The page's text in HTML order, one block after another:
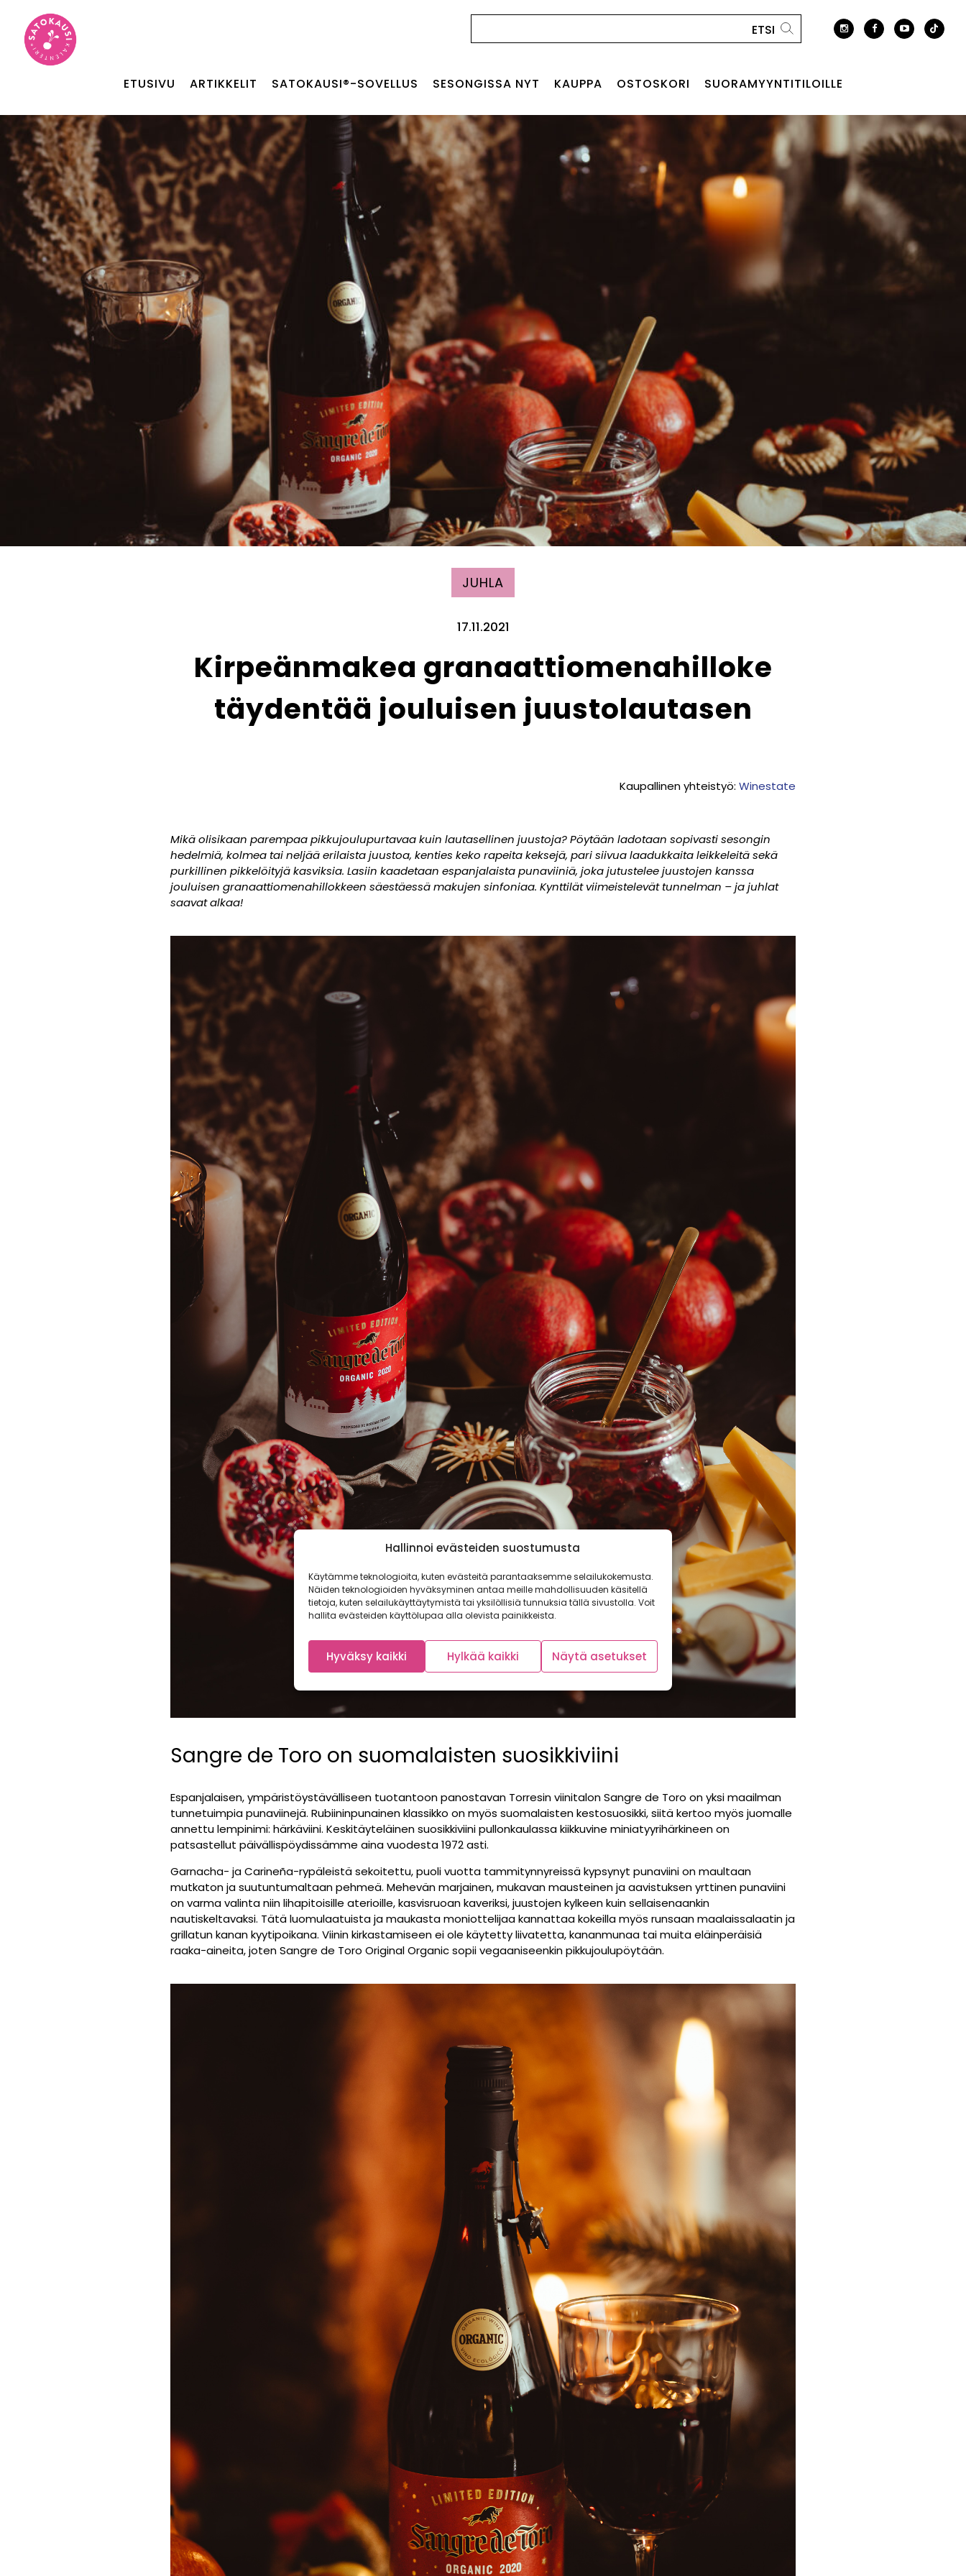
Hallinnoi evästeiden suostumusta
Käytämme teknologioita, kuten evästeitä parantaaksemme selailukokemusta.
Näiden teknologioiden hyväksyminen antaa meille mahdollisuuden käsitellä
tietoja, kuten selailukäyttäytymistä tai yksilöllisiä tunnuksia tällä sivustolla. Voit
hallita evästeiden käyttölupaa alla olevista painikkeista.
Hyväksy kaikki Hylkää kaikki Näytä asetukset
ETUSIVU ARTIKKELIT SATOKAUSI®-SOVELLUS SESONGISSA NYT KAUPPA OSTOSKORI SUORAMYYNTITILOILLE
JUHLA
17.11.2021
Kirpeänmakea granaattiomenahilloke
täydentää jouluisen juustolautasen
Kaupallinen yhteistyö: Winestate
Mikä olisikaan parempaa pikkujoulupurtavaa kuin lautasellinen juustoja? Pöytään ladotaan sopivasti sesongin
hedelmiä, kolmea tai neljää erilaista juustoa, kenties keko rapeita keksejä, pari siivua laadukkaita leikkeleitä sekä
purkillinen pikkelöityjä kasviksia. Lasiin kaadetaan espanjalaista punaviiniä, joka jutustelee juustojen kanssa
jouluisen granaattiomenahillokkeen säestäessä makujen sinfoniaa. Kynttilät viimeistelevät tunnelman – ja juhlat
saavat alkaa!
Sangre de Toro on suomalaisten suosikkiviini
Espanjalaisen, ympäristöystävälliseen tuotantoon panostavan Torresin viinitalon Sangre de Toro on yksi maailman
tunnetuimpia punaviinejä. Rubiininpunainen klassikko on myös suomalaisten kestosuosikki, siitä kertoo myös juomalle
annettu lempinimi: härkäviini. Keskitäyteläinen suosikkiviini pullonkaulassa kiikkuvine miniatyyrihärkineen on
patsastellut päivällispöydissämme aina vuodesta 1972 asti.
Garnacha- ja Carineña-rypäleistä sekoitettu, puoli vuotta tammitynnyreissä kypsynyt punaviini on maultaan
mutkaton ja suutuntumaltaan pehmeä. Mehevän marjainen, mukavan mausteinen ja aavistuksen yrttinen punaviini
on varma valinta niin lihapitoisille aterioille, kasvisruoan kaveriksi, juustojen kylkeen kuin sellaisenaankin
nautiskeltavaksi. Tätä luomulaatuista ja maukasta moniottelijaa kannattaa kokeilla myös runsaan maalaissalaatin ja
grillatun kanan kyytipoikana. Viinin kirkastamiseen ei ole käytetty liivatetta, kananmunaa tai muita eläinperäisiä
raaka-aineita, joten Sangre de Toro Original Organic sopii vegaaniseenkin pikkujoulupöytään.